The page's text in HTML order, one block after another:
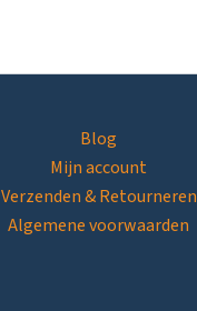
Blog
Mijn account
Verzenden & Retourneren
Algemene voorwaarden